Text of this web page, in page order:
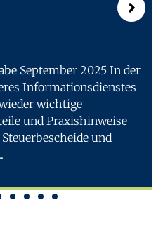
September 2025 In der
Informationsdienstes
wichtige
und Praxishinweise
und